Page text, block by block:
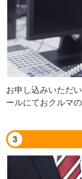
お申し込みいただ
ールにておクルマ
3